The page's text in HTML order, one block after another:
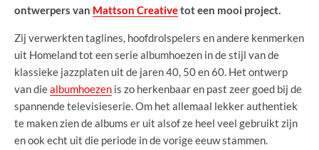
ontwerpers van Mattson Creativetot een mooi project.
Zij verwerkten taglines, hoofdrolspelers en andere kenmerken
uit Homeland tot een serie albumhoezen in de stijl van de
klassieke jazzplaten uit de jaren 40, 50 en 60. Het ontwerp
van diealbumhoezen is zo herkenbaar en past zeer goed bij de
spannende televisieserie. Om het allemaal lekker authentiek
te maken zien de albums er uit alsof ze heel veel gebruikt zijn
en ook echt uit die periode in de vorige eeuw stammen.